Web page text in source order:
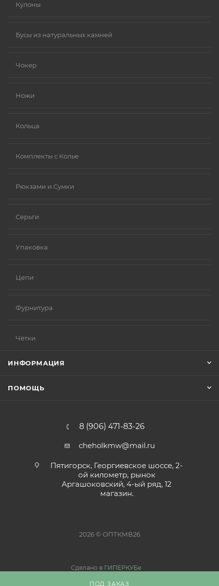
ПОД ЗАКАЗ
Кулоны
Бусы из натуральных камней
Чокер
Ножи
Кольца
Комплекты с Колье
Рюкзами и Сумки
Серьги
Упаковка
Цепи
Фурнитура
Чётки
ИНФОРМАЦИЯ
ПОМОЩЬ
8 (906) 471-83-26
cheholkmw@mail.ru
Пятигорск, Георгиевское шоссе, 2-
ой километр, рынок
Аргашоковский, 4-ый ряд, 12
магазин.
2026 © ОПТКМВ26
Сделано в ГИПЕРКУБе